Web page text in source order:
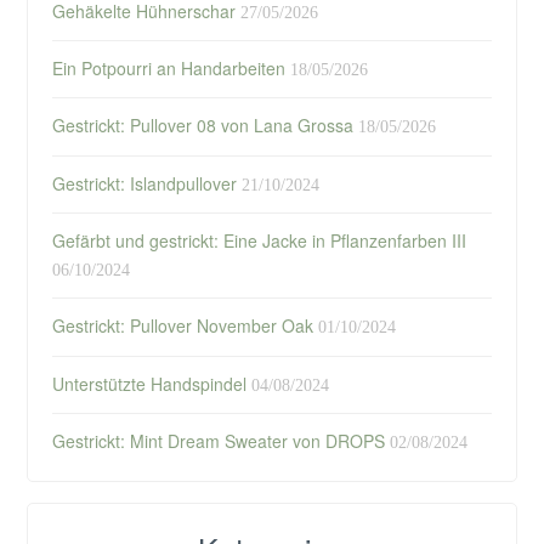
Gehäkelte Hühnerschar 27/05/2026
Ein Potpourri an Handarbeiten 18/05/2026
Gestrickt: Pullover 08 von Lana Grossa 18/05/2026
Gestrickt: Islandpullover 21/10/2024
Gefärbt und gestrickt: Eine Jacke in Pflanzenfarben III
06/10/2024
Gestrickt: Pullover November Oak 01/10/2024
Unterstützte Handspindel 04/08/2024
Gestrickt: Mint Dream Sweater von DROPS 02/08/2024